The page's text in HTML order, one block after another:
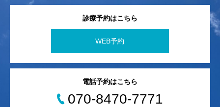
診療予約はこちら
WEB予約
電話予約はこちら
070-8470-7771